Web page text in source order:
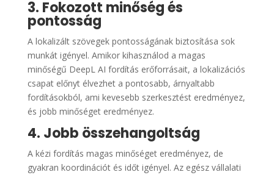
3. Fokozott minőség és
pontosság
A lokalizált szövegek pontosságának biztosítása sok
munkát igényel. Amikor kihasználod a magas
minőségű DeepL AI fordítás erőforrásait, a lokalizációs
csapat előnyt élvezhet a pontosabb, árnyaltabb
fordításokból, ami kevesebb szerkesztést eredményez,
és jobb minőséget eredményez.
4. Jobb összehangoltság
A kézi fordítás magas minőséget eredményez, de
gyakran koordinációt és időt igényel. Az egész vállalati